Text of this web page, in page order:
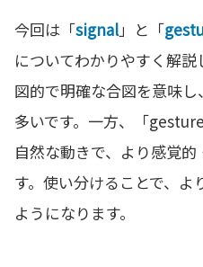
今回は「signal」と「
についてわかりやすく解
図的で明確な合図を意味
多いです。一方、「
自然な動きで、より感覚
す。使い分けることで、
ようになります。